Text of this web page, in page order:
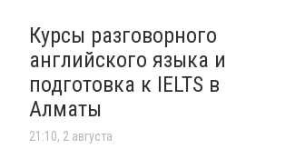
Курсы разговорного
английского языка и
подготовка к IELTS в
Алматы
21:10, 2 августа